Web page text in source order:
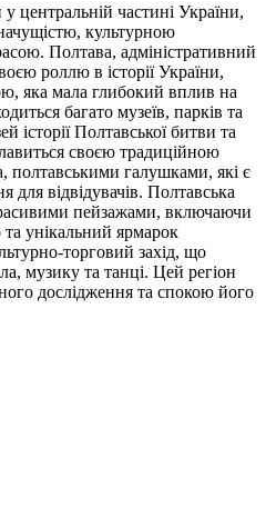
центральній частині України,
культурною
Полтава, адміністративний
роллю в історії України,
яка мала глибокий вплив на
багато музеїв, парків та
історії Полтавської битви та
своєю традиційною
полтавськими галушками, які є
для відвідувачів. Полтавська
пейзажами, включаючи
унікальний ярмарок
торговий захід, що
музику та танці. Цей регіон
дослідження та спокою його